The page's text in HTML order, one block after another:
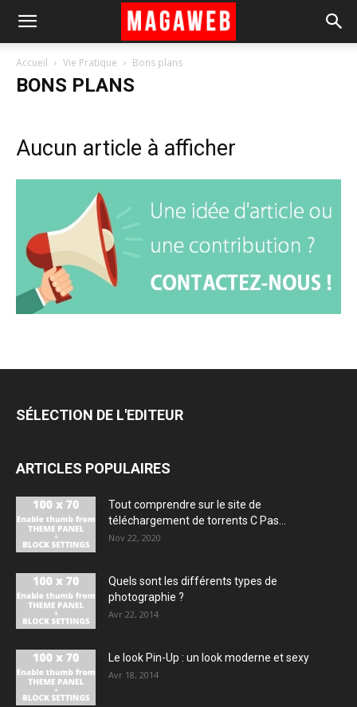
Accueil Vie Pratique Bons plans
BONS PLANS
Aucun article à afficher
SÉLECTION DE L'EDITEUR
ARTICLES POPULAIRES
Tout comprendre sur le site de
téléchargement de torrents C Pas...
Nov 22, 2020
Quels sont les différents types de
photographie ?
Avr 22, 2014
Le look Pin-Up : un look moderne et sexy
Avr 18, 2014